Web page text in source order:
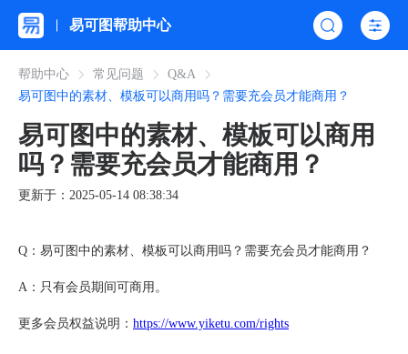
易可图帮助中心
帮助中心 常见问题
Q&A
易可图中的素材、模板可以商用吗？需要充会员才能商用？
易可图中的素材、模板可以商用
吗？需要充会员才能商用？
更新于：2025-05-14 08:38:34
Q：易可图中的素材、模板可以商用吗？需要充会员才能商用？
A：只有会员期间可商用。
更多会员权益说明： https://www.yiketu.com/rights